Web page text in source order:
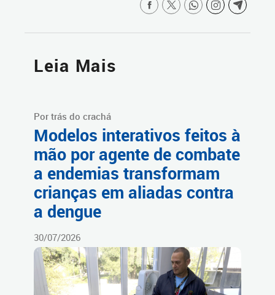
Leia Mais
Por trás do crachá
Modelos interativos feitos à
mão por agente de combate
a endemias transformam
crianças em aliadas contra
a dengue
30/07/2026